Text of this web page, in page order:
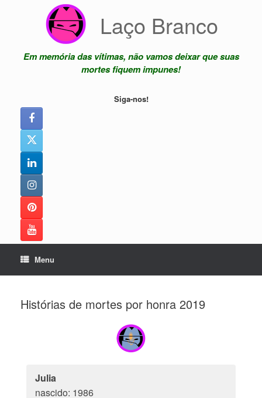
Laço Branco
Em memória das vítimas, não vamos deixar que suas
mortes fiquem impunes!
Siga-nos!
Menu
Histórias de mortes por honra 2019
Julia
nascido: 1986